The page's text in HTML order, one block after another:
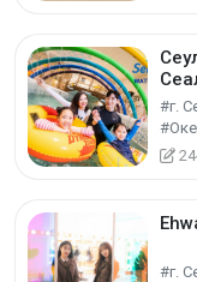
#г.
#г.